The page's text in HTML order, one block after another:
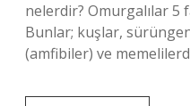
nelerdir? Omurgalılar 5
Bunlar; kuşlar,
(amfibiler) ve